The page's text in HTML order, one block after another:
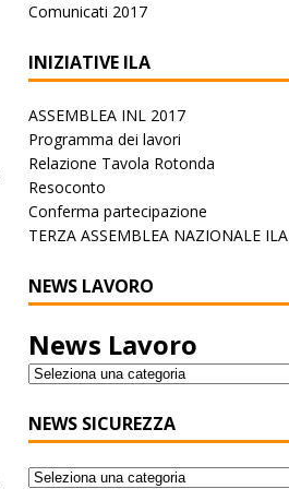
Comunicati 2017
INIZIATIVE ILA
ASSEMBLEA INL 2017
Programma dei lavori
Relazione Tavola Rotonda
Resoconto
Conferma partecipazione
TERZA ASSEMBLEA NAZIONALE ILA
NEWS LAVORO
News Lavoro
NEWS SICUREZZA